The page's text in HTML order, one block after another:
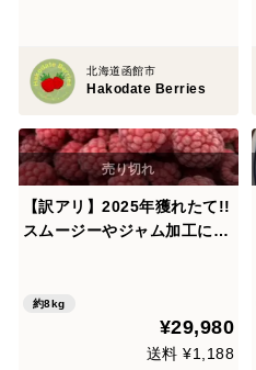
北海道函館市
Hakodate Berries
【訳アリ】2025年獲れたて!!
スムージーやジャム加工に！
約8kg
¥29,980
送料 ¥1,188